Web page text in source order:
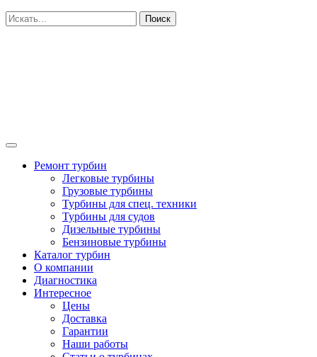
Поиск
Ремонт турбин
Легковые турбины
Грузовые турбины
Турбины для спец. техники
Турбины для судов
Дизельные турбины
Бензиновые турбины
Каталог турбин
О компании
Диагностика
Интересное
Цены
Доставка
Гарантии
Наши работы